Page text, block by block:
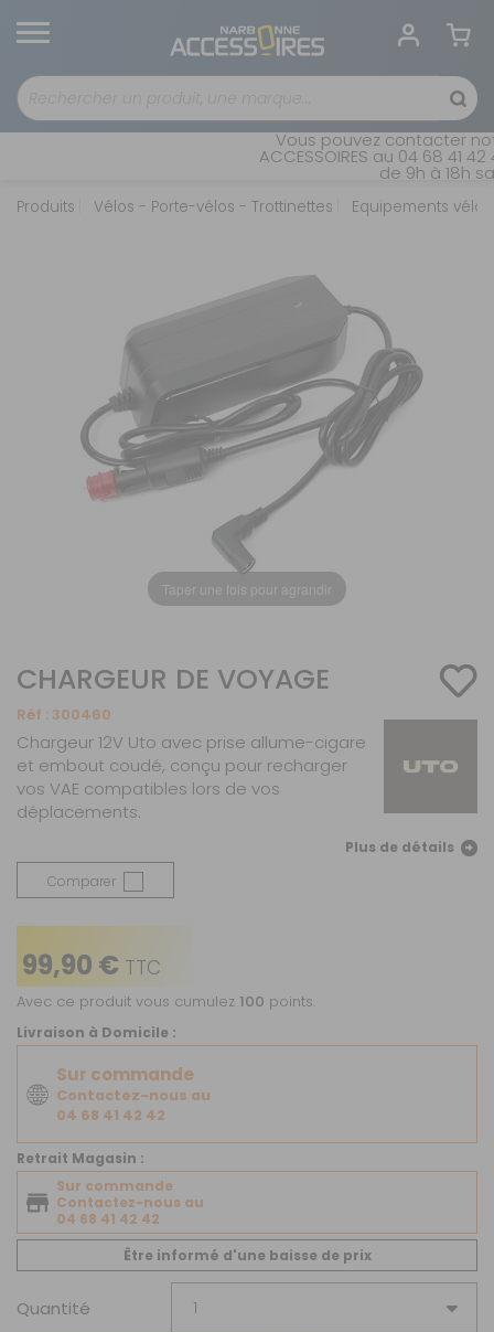
Vous pouvez contacter
ACCESSOIRES au 04 68 41
de 9h à 18h
Produits Vélos - Porte-vélos - Trottinettes Equipements vélos
Taper une fois pour agrandir
CHARGEUR DE VOYAGE
Réf : 300460
Chargeur 12V Uto avec prise allume-cigare
et embout coudé, conçu pour recharger
vos VAE compatibles lors de vos
déplacements.
Plus de détails
Comparer
99,90 € TTC
Avec ce produit vous cumulez 100 points.
Livraison à Domicile :
Sur commande
Contactez-nous au
04 68 41 42 42
Retrait Magasin :
Sur commande
Contactez-nous au
04 68 41 42 42
Être informé d'une baisse de prix
Quantité